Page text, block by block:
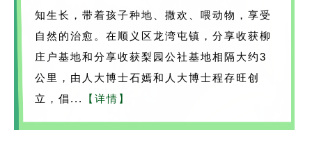
知生长，带着孩子种地、撒欢、喂动物，享受
自然的治愈。在顺义区龙湾屯镇，分享收获柳
庄户基地和分享收获梨园公社基地相隔大约3
公里，由人大博士石嫣和人大博士程存旺创
立，倡...
【详情】